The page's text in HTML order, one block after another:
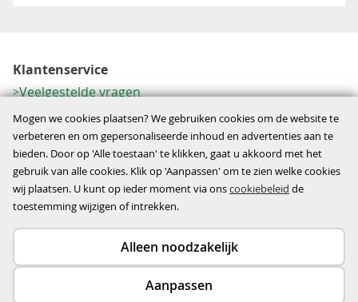
Klantenservice
Veelgestelde vragen
Contactformulier
Herroeping
Over ons
Bedrijfsgegevens
Werkwijze
Copyright © 2026
Mogen we cookies plaatsen? We gebruiken cookies om de website te
verbeteren en om gepersonaliseerde inhoud en advertenties aan te
bieden. Door op 'Alle toestaan' te klikken, gaat u akkoord met het
gebruik van alle cookies. Klik op 'Aanpassen' om te zien welke cookies
wij plaatsen. U kunt op ieder moment via onscookiebeleid de
toestemming wijzigen of intrekken.
Alleen noodzakelijk
Aanpassen